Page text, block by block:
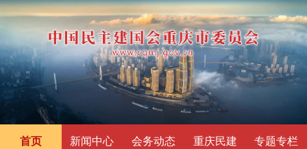
首页 新闻中心 会务动态 重庆民建 专题专栏